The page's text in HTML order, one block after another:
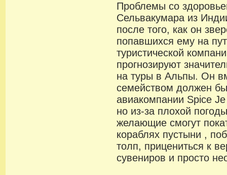
Проблемы со
Сельвакумара из
после того, как он
попавшихся ему на
туристической
прогнозируют
на туры в Альпы. Он
семейством должен
авиакомпании Spice
но из-за плохой
желающие смогут
кораблях пустыни ,
толп, прицениться к
сувениров и просто